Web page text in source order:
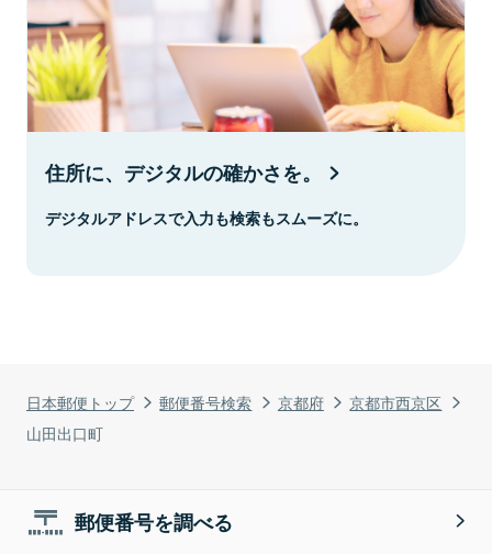
日本郵便トップ 郵便番号検索 京都府
京都市西京区
山田出口町
住所に、デジタルの確かさを。
デジタルアドレスで入力も検索もスムーズに。
郵便番号を調べる